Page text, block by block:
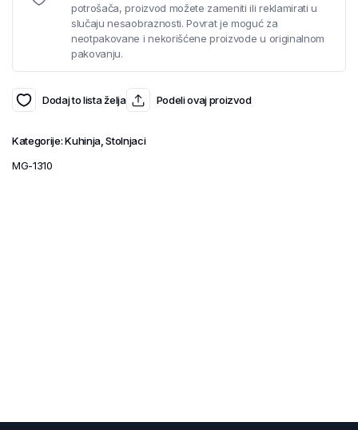
potrošača, proizvod možete zameniti ili reklamirati u
slučaju nesaobraznosti. Povrat je moguć za
neotpakovane i nekorišćene proizvode u originalnom
pakovanju.
Dodaj to lista želja Podeli ovaj proizvod
Kategorije:Kuhinja,Stolnjaci
MG-1310